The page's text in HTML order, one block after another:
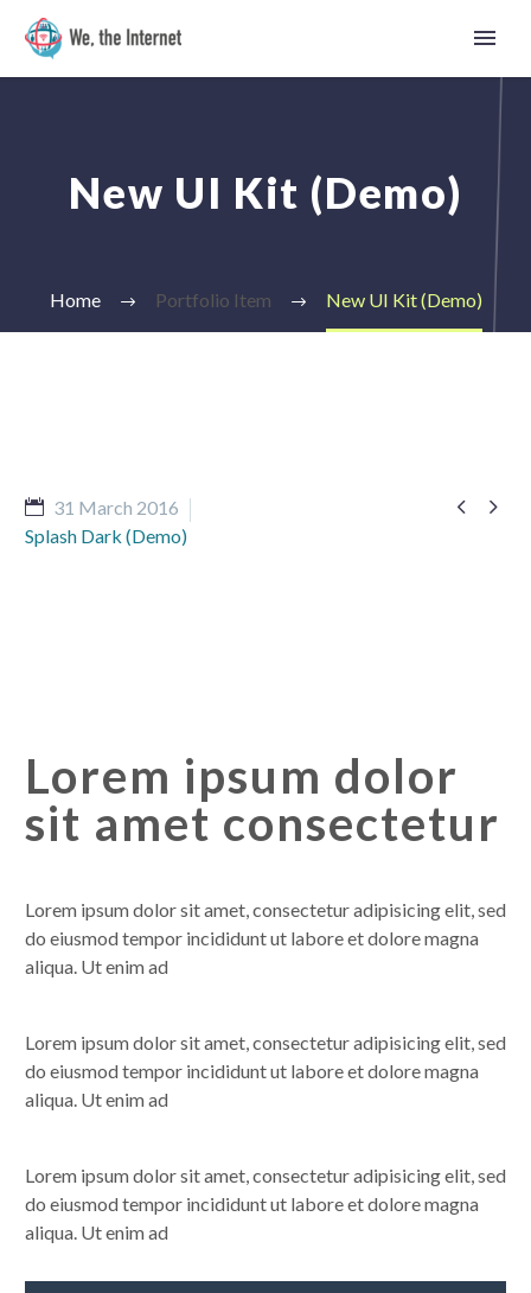
English
New UI Kit (Demo)
Home Portfolio Item New UI Kit (Demo)
 
31 March 2016
Splash Dark (Demo)
Lorem ipsum dolor
sit amet consectetur
Lorem ipsum dolor sit amet, consectetur adipisicing elit, sed
do eiusmod tempor incididunt ut labore et dolore magna
aliqua. Ut enim ad
Lorem ipsum dolor sit amet, consectetur adipisicing elit, sed
do eiusmod tempor incididunt ut labore et dolore magna
aliqua. Ut enim ad
Lorem ipsum dolor sit amet, consectetur adipisicing elit, sed
do eiusmod tempor incididunt ut labore et dolore magna
aliqua. Ut enim ad